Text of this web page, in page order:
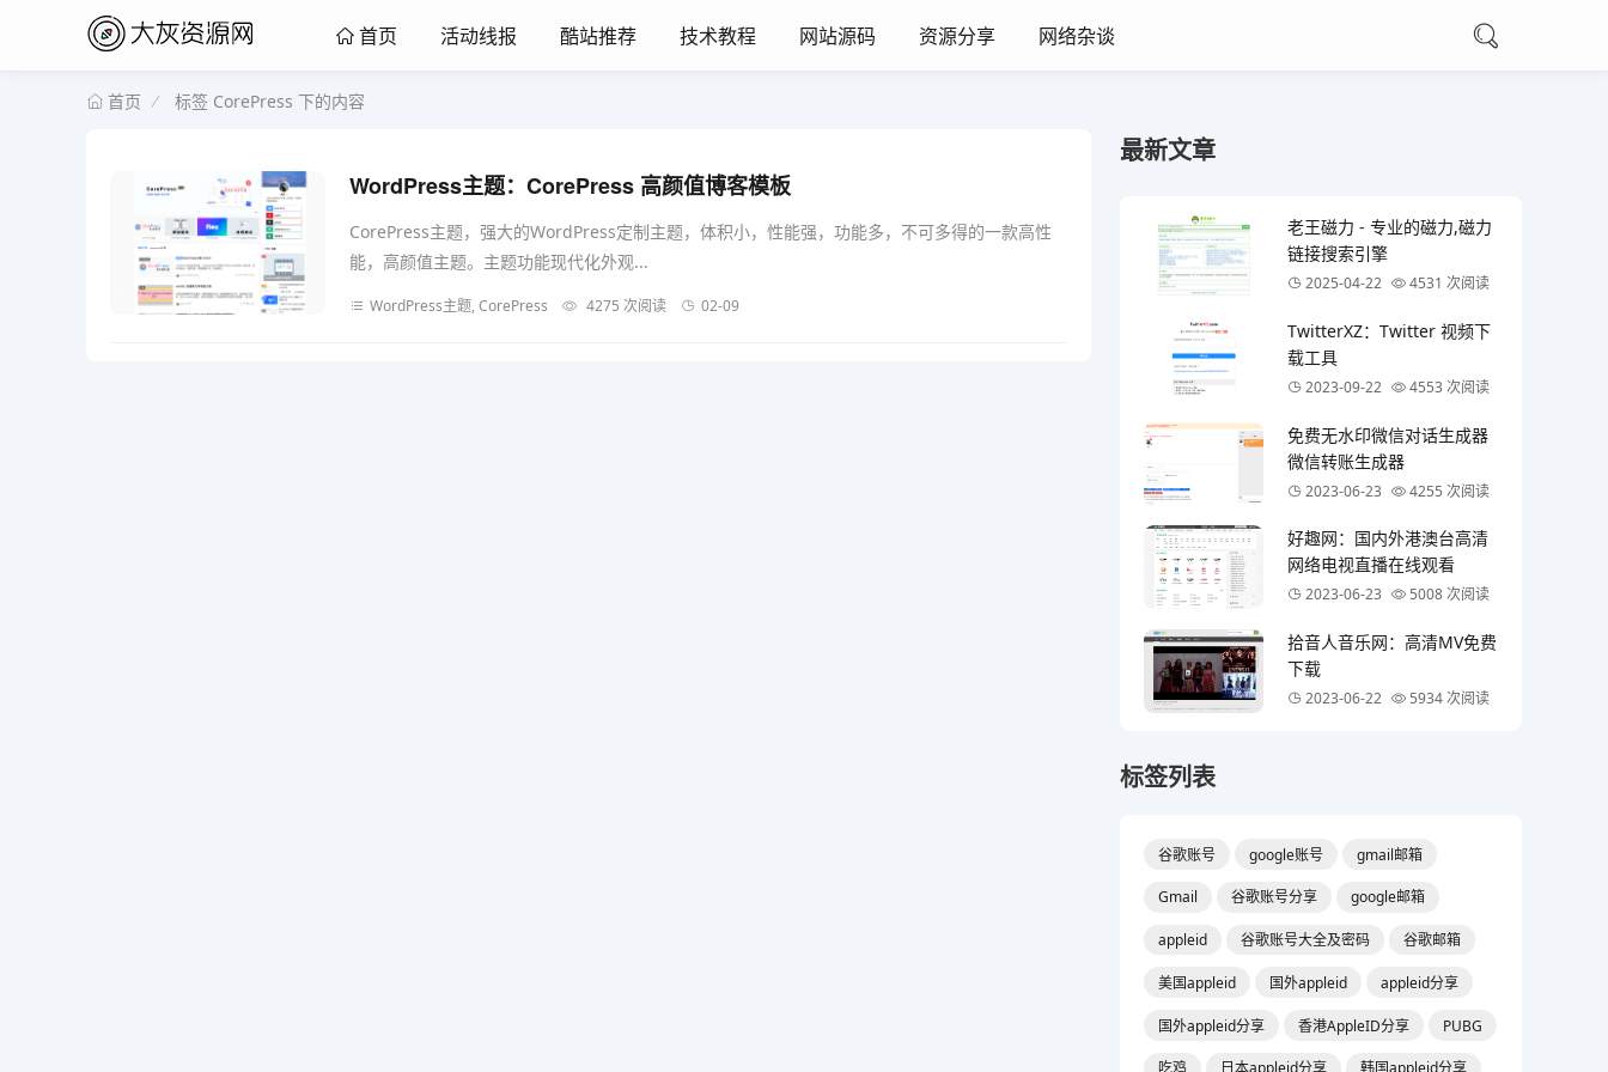
首页 活动线报 酷站推荐 技术教程 网站源码 资源分享 网络杂谈
首页 标签 CorePress 下的内容
WordPress主题：CorePress 高颜值博客模板
CorePress主题，强大的WordPress定制主题，体积小，性能强，功能多，不可多得的一款高性
能，高颜值主题。主题功能现代化外观...
WordPress主题, CorePress 4275 次阅读 02-09
最新文章
老王磁力 - 专业的磁力,磁力
链接搜索引擎
2025-04-22 4531 次阅读
TwitterXZ：Twitter 视频下
载工具
2023-09-22 4553 次阅读
免费无水印微信对话生成器
微信转账生成器
2023-06-23 4255 次阅读
好趣网：国内外港澳台高清
网络电视直播在线观看
2023-06-23 5008 次阅读
拾音人音乐网：高清MV免费
下载
2023-06-22 5934 次阅读
标签列表
谷歌账号 google账号 gmail邮箱
Gmail 谷歌账号分享 google邮箱
appleid 谷歌账号大全及密码 谷歌邮箱
美国appleid 国外appleid appleid分享
国外appleid分享 香港AppleID分享 PUBG